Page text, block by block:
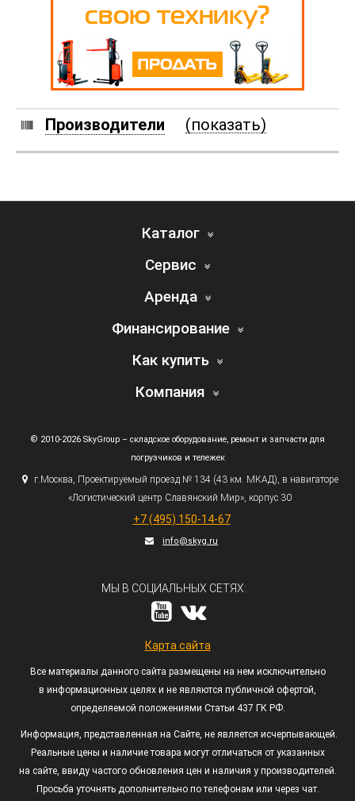
Производители (показать)
Каталог
Сервис
Аренда
Финансирование
Как купить
Компания
© 2010-2026 SkyGroup – складское оборудование, ремонт и запчасти для
погрузчиков и тележек
г.Москва, Проектируемый проезд № 134 (43км. МКАД), в навигаторе
«Логистический центр Славянский Мир», корпус 30
+7 (495) 150-14-67
info@skyg.ru
МЫ В СОЦИАЛЬНЫХ СЕТЯХ:
Карта сайта
Все материалы данного сайта размещены на нем исключительно
в информационных целях и не являются публичной офертой,
определяемой положениями Статьи 437 ГК РФ.
Информация, представленная на Сайте, не является исчерпывающей.
Реальные цены и наличие товара могут отличаться от указанных
на сайте, ввиду частого обновления цен и наличия у производителей.
Просьба уточнять дополнительно по телефонам или через чат.